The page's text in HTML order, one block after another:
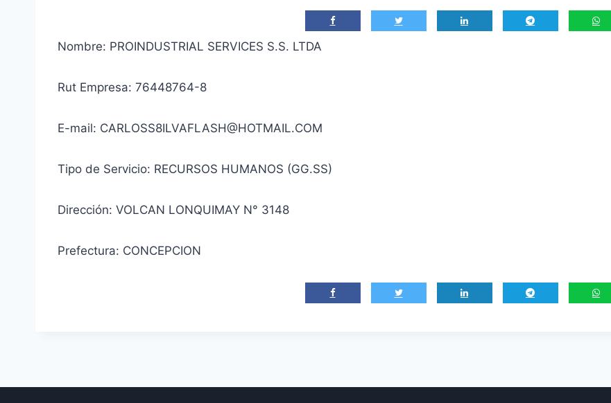
Nombre: PROINDUSTRIAL SERVICES S.S. LTDA
Rut Empresa: 76448764-8
E-mail: CARLOSS8ILVAFLASH@HOTMAIL.COM
Tipo de Servicio: RECURSOS HUMANOS (GG.SS)
Dirección: VOLCAN LONQUIMAY N° 3148
Prefectura: CONCEPCION